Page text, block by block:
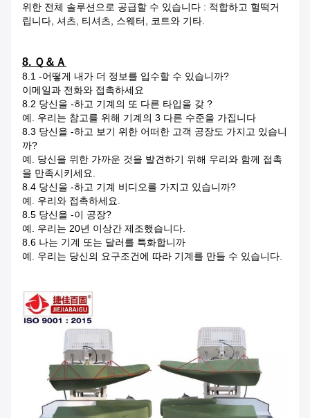
위한 전체 솔루션으로 공급할 수 있습니다 : 적합하고 헐떡거
립니다, 셔츠, 티셔츠, 스웨터, 코트와 기타.
8. Ｑ＆Ａ
8.1 -어떻게 내가 더 정보를 입수할 수 있습니까?
이메일과 전화와 접촉하세요
8.2 당신을 -하고 기계의 또 다른 타입을 갖 ?
예. 우리는 참고를 위해 기계의 3 다른 수준을 가집니다
8.3 당신을 -하고 보기 위한 어떠한 고객 공장도 가지고 있습니
까?
예. 당신을 위한 가까운 것을 발견하기 위해 우리와 함께 접촉
을 만족시키세요.
8.4 당신을 -하고 기계 비디오를 가지고 있습니까?
예. 우리와 접촉하세요.
8.5 당신을 -이 공장?
예. 우리는 20년 이상간 제조했습니다.
8.6 나는 기계 또는 달러를 특화합니까
예. 우리는 당신의 요구조건에 따라 기계를 만들 수 있습니다.